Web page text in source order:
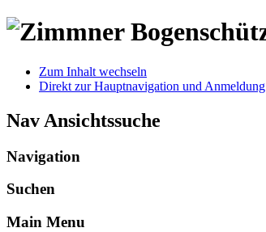
Zum Inhalt wechseln
Direkt zur Hauptnavigation und Anmeldung
Nav Ansichtssuche
Navigation
Suchen
Main Menu